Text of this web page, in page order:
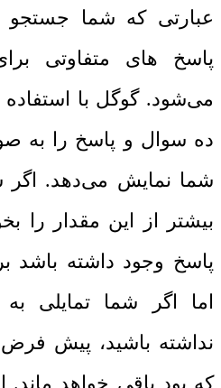
عبارتی که شما جستجو
پاسخ‌ های متفاوتی
می‌شود. گوگل با استفاده
ده سوال و پاسخ را به‌
شما نمایش می‌دهد. اگر
بیشتر از این مقدار را
پاسخ وجود داشته باشد
اما اگر شما تمایلی
نداشته باشید، پیش‌
که بود باقی خواهد ماند.